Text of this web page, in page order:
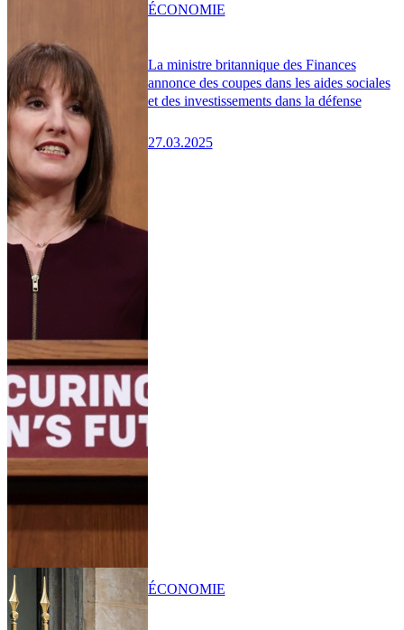
La ministre britannique des Finances
annonce des coupes dans les aides sociales
et des investissements dans la défense
27.03.2025
ÉCONOMIE
ÉCONOMIE